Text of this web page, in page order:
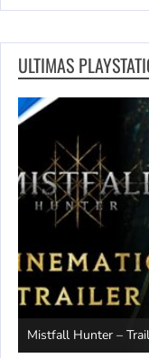
ULTIMAS
Mistfall Hunter –